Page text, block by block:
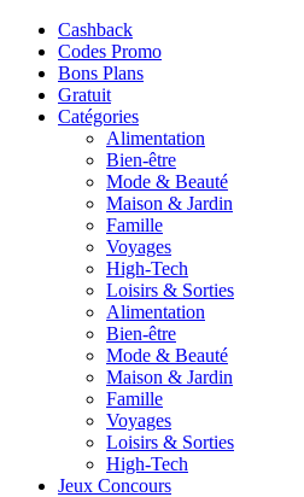
Cashback
Codes Promo
Bons Plans
Gratuit
Catégories
Alimentation
Bien-être
Mode & Beauté
Maison & Jardin
Famille
Voyages
High-Tech
Loisirs & Sorties
Alimentation
Bien-être
Mode & Beauté
Maison & Jardin
Famille
Voyages
Loisirs & Sorties
High-Tech
Jeux Concours